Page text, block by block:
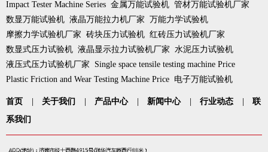
Impact Tester Machine Series 金属万能试验机 管材万能试验机厂家
数显万能试验机 液晶万能拉力机厂家 万能力学试验机
摩擦力学试验机厂家 砖块压力试验机 红砖压力试验机厂家
数显式压力试验机 液晶显示拉力试验机厂家 水泥压力试验机
液压式压力试验机厂家
Single space tensile testing machine Price
Plastic Friction and Wear Testing Machine Price 电子万能试验机
首页 关于我们 产品中心 新闻中心 行业动态
联
系我们